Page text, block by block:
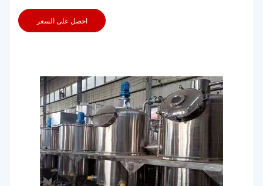
احصل على السعر